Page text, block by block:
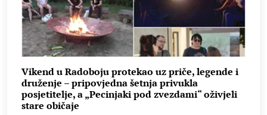
Vikend u Radoboju protekao uz priče, legende i
druženje – pripovjedna šetnja privukla
posjetitelje, a „Pecinjaki pod zvezdami“ oživjeli
stare običaje